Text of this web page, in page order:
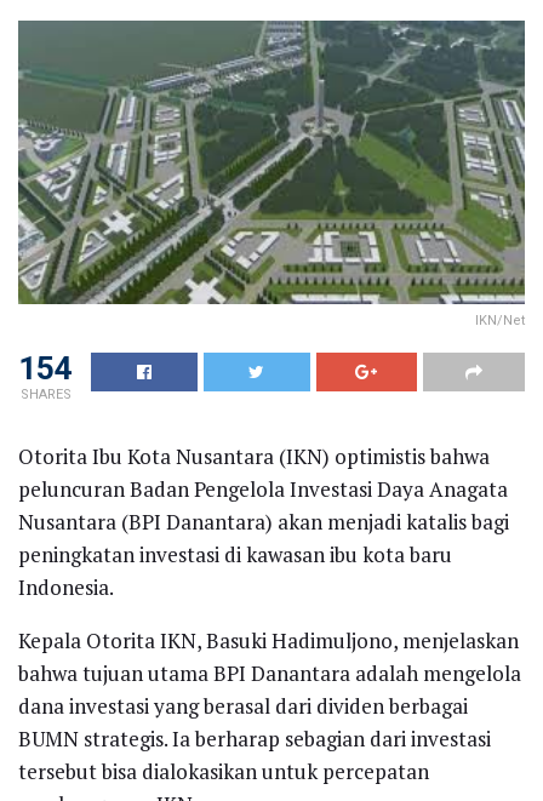
IKN/Net
154
SHARES
Otorita Ibu Kota Nusantara (IKN) optimistis bahwa
peluncuran Badan Pengelola Investasi Daya Anagata
Nusantara (BPI Danantara) akan menjadi katalis bagi
peningkatan investasi di kawasan ibu kota baru
Indonesia.
Kepala Otorita IKN, Basuki Hadimuljono, menjelaskan
bahwa tujuan utama BPI Danantara adalah mengelola
dana investasi yang berasal dari dividen berbagai
BUMN strategis. Ia berharap sebagian dari investasi
tersebut bisa dialokasikan untuk percepatan